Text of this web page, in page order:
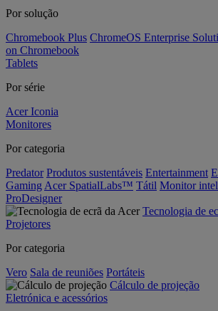
Por solução
Chromebook Plus ChromeOS Enterprise
on Chromebook
Tablets
Por série
Acer Iconia
Monitores
Por categoria
Predator Produtos sustentáveis Entertainment
Gaming Acer SpatialLabs™ Tátil Monitor
ProDesigner
Tecnologia de
Projetores
Por categoria
Vero Sala de reuniões Portáteis
Cálculo de projeção
Eletrónica e acessórios